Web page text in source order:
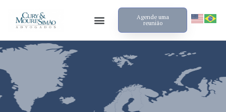
Agende uma
reunião